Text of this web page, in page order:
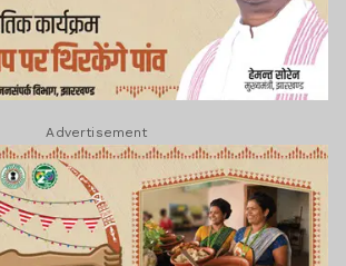
Advertisement